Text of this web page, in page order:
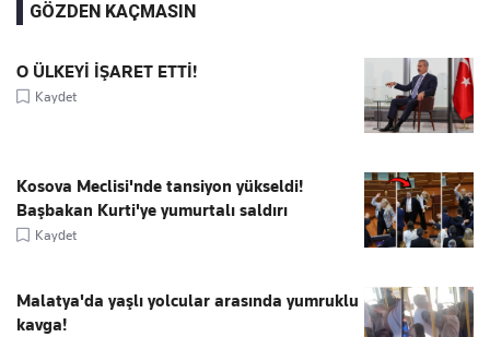
GÖZDEN KAÇMASIN
O ÜLKEYİ İŞARET ETTİ!
Kaydet
Kosova Meclisi'nde tansiyon yükseldi!
Başbakan Kurti'ye yumurtalı saldırı
Kaydet
Malatya'da yaşlı yolcular arasında yumruklu
kavga!